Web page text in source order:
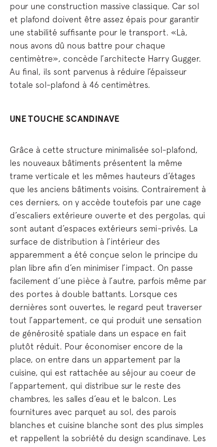
pour une construction massive classique. Car sol
et plafond doivent être assez épais pour garantir
une stabilité suffisante pour le transport. «Là,
nous avons dû nous battre pour chaque
centimètre», concède l’architecte Harry Gugger.
Au final, ils sont parvenus à réduire l’épaisseur
totale sol-plafond à 46 centimètres.
UNE TOUCHE SCANDINAVE
Grâce à cette structure minimalisée sol-plafond,
les nouveaux bâtiments présentent la même
trame verticale et les mêmes hauteurs d’étages
que les anciens bâtiments voisins. Contrairement à
ces derniers, on y accède toutefois par une cage
d’escaliers extérieure ouverte et des pergolas, qui
sont autant d’espaces extérieurs semi-privés. La
surface de distribution à l’intérieur des
apparemment a été conçue selon le principe du
plan libre afin d’en minimiser l’impact. On passe
facilement d’une pièce à l’autre, parfois même par
des portes à double battants. Lorsque ces
dernières sont ouvertes, le regard peut traverser
tout l’appartement, ce qui produit une sensation
de générosité spatiale dans un espace en fait
plutôt réduit. Pour économiser encore de la
place, on entre dans un appartement par la
cuisine, qui est rattachée au séjour au coeur de
l’appartement, qui distribue sur le reste des
chambres, les salles d’eau et le balcon. Les
fournitures avec parquet au sol, des parois
blanches et cuisine blanche sont des plus simples
et rappellent la sobriété du design scandinave. Les